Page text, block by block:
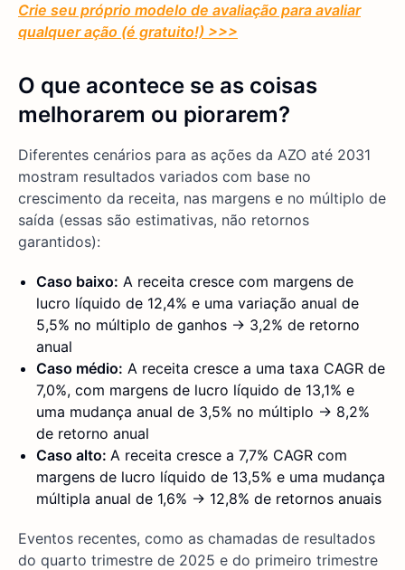
Crie seu próprio modelo de avaliação para avaliar
qualquer ação (é gratuito!) >>>
O que acontece se as coisas
melhorarem ou piorarem?
Diferentes cenários para as ações da AZO até 2031
mostram resultados variados com base no
crescimento da receita, nas margens e no múltiplo de
saída (essas são estimativas, não retornos
garantidos):
Caso baixo: A receita cresce com margens de
lucro líquido de 12,4% e uma variação anual de
5,5% no múltiplo de ganhos → 3,2% de retorno
anual
Caso médio: A receita cresce a uma taxa CAGR de
7,0%, com margens de lucro líquido de 13,1% e
uma mudança anual de 3,5% no múltiplo → 8,2%
de retorno anual
Caso alto: A receita cresce a 7,7% CAGR com
margens de lucro líquido de 13,5% e uma mudança
múltipla anual de 1,6% → 12,8% de retornos anuais
Eventos recentes, como as chamadas de resultados
do quarto trimestre de 2025 e do primeiro trimestre